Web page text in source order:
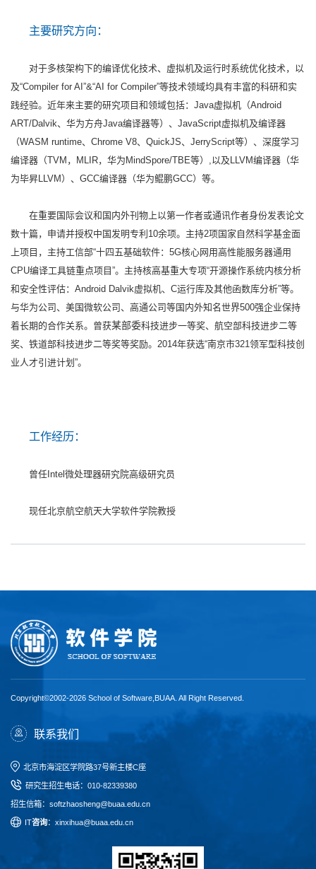
主要研究方向：
对于多核架构下的编译优化技术、虚拟机及运行时系统优化技术，以
及“Compiler for AI”&“AI for Compiler”等技术领域均具有丰富的科研和实
践经验。近年来主要的研究项目和领域包括：Java虚拟机（Android
ART/Dalvik、华为方舟Java编译器等）、JavaScript虚拟机及编译器
（WASM runtime、Chrome V8、QuickJS、JerryScript等）、深度学习
编译器（TVM，MLIR，华为MindSpore/TBE等）,以及LLVM编译器（华
为毕昇LLVM）、GCC编译器（华为鲲鹏GCC）等。
在重要国际会议和国内外刊物上以第一作者或通讯作者身份发表论文
数十篇，申请并授权中国发明专利10余项。主持2项国家自然科学基金面
上项目，主持工信部“十四五基础软件：5G核心网用高性能服务器通用
CPU编译工具链重点项目”。主持核高基重大专项“开源操作系统内核分析
和安全性评估：Android Dalvik虚拟机、C运行库及其他函数库分析”等。
与华为公司、美国微软公司、高通公司等国内外知名世界500强企业保持
着长期的合作关系。曾获某部委科技进步一等奖、航空部科技进步二等
奖、铁道部科技进步二等奖等奖励。2014年获选“南京市321领军型科技创
业人才引进计划”。
工作经历：
曾任Intel微处理器研究院高级研究员
现任北京航空航天大学软件学院教授
Copyright©2002-2026 School of Software,BUAA. All Right Reserved.
联系我们
北京市海淀区学院路37号新主楼C座
研究生招生电话： 010-82339380
招生信箱：softzhaosheng@buaa.edu.cn
IT咨询：xinxihua@buaa.edu.cn